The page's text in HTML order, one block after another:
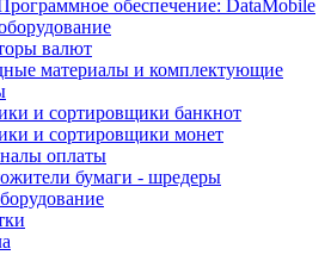
обеспечение: DataMobile
валют
материалы и комплектующие
и сортировщики банкнот
и сортировщики монет
оплаты
бумаги - шредеры